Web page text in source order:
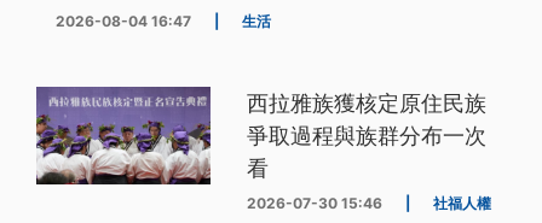
2026-08-04 16:47 生活
西拉雅族獲核定原住民族
爭取過程與族群分布一次
看
2026-07-30 15:46 社福人權